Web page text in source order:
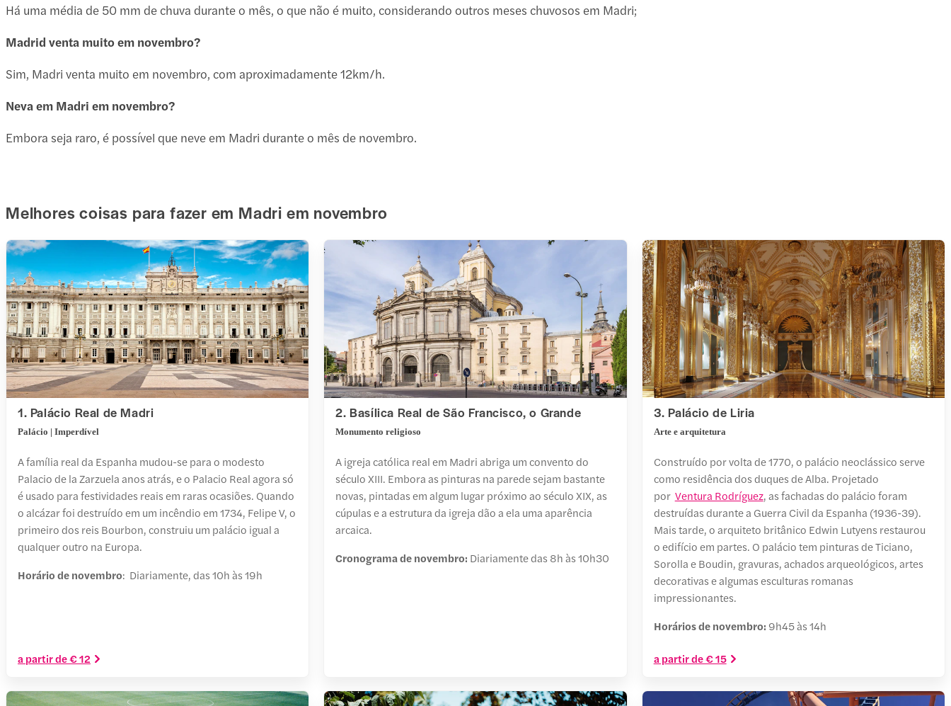
Há uma média de 50 mm de chuva durante o mês, o que não é muito, considerando outros meses chuvosos em Madri;
Madrid venta muito em novembro?
Sim, Madri venta muito em novembro, com aproximadamente 12km/h.
Neva em Madri em novembro?
Embora seja raro, é possível que neve em Madri durante o mês de novembro.
Melhores coisas para fazer em Madri em novembro
1. Palácio Real de Madri
Palácio | Imperdível
A família real da Espanha mudou-se para o modesto
Palacio de la Zarzuela anos atrás, e o Palacio Real agora só
é usado para festividades reais em raras ocasiões. Quando
o alcázar foi destruído em um incêndio em 1734, Felipe V, o
primeiro dos reis Bourbon, construiu um palácio igual a
qualquer outro na Europa.
Horário de novembro: Diariamente, das 10h às 19h
a partir de € 12
2. Basílica Real de São Francisco, o Grande
Monumento religioso
A igreja católica real em Madri abriga um convento do
século XIII. Embora as pinturas na parede sejam bastante
novas, pintadas em algum lugar próximo ao século XIX, as
cúpulas e a estrutura da igreja dão a ela uma aparência
arcaica.
Cronograma de novembro: Diariamente das 8h às 10h30
3. Palácio de Liria
Arte e arquitetura
Construído por volta de 1770, o palácio neoclássico serve
como residência dos duques de Alba. Projetado
por Ventura Rodríguez, as fachadas do palácio foram
destruídas durante a Guerra Civil da Espanha (1936-39).
Mais tarde, o arquiteto britânico Edwin Lutyens restaurou
o edifício em partes. O palácio tem pinturas de Ticiano,
Sorolla e Boudin, gravuras, achados arqueológicos, artes
decorativas e algumas esculturas romanas
impressionantes.
Horários de novembro: 9h45 às 14h
a partir de € 15